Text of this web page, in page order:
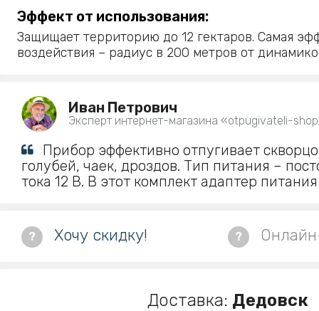
Эффект от использования:
Защищает территорию до 12 гектаров. Самая
воздействия – радиус в 200 метров от
Иван Петрович
Эксперт интернет-магазина «otpugivateli-
Прибор эффективно отпугивает
голубей, чаек, дроздов. Тип питания –
тока 12 В. В этот комплект адаптер
? Хочу скидку! ?
Доставка: Дедовск